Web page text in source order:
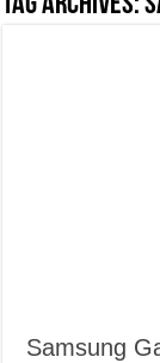
Samsung